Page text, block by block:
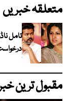
متعلقہ خبریں
تامل
مقبول ترین